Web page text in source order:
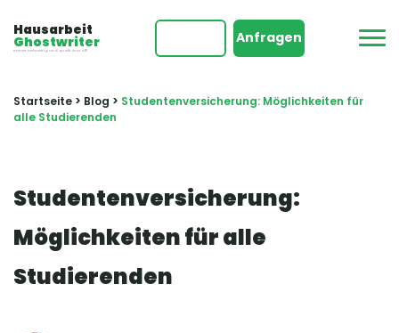
Hausarbeit
Ghostwriter
Immer rechtzeitig und qualitätsvoll!
Anfragen
Startseite > Blog > Studentenversicherung: Möglichkeiten für
alle Studierenden
Studentenversicherung:
Möglichkeiten für alle
Studierenden